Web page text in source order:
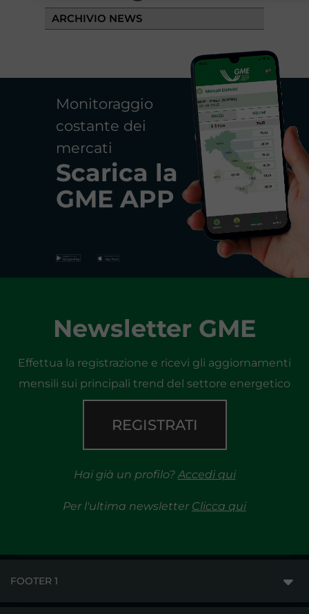
ARCHIVIO NEWS
Monitoraggio
costante dei
mercati
Scarica la
GME APP
Newsletter GME
Effettua la registrazione e ricevi gli aggiornamenti
mensili sui principali trend del settore energetico
REGISTRATI
Hai già un profilo? Accedi qui
Per l'ultima newsletter Clicca qui
FOOTER 1